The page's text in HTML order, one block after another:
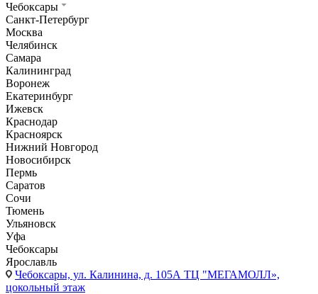
Чебоксары
Санкт-Петербург
Москва
Челябинск
Самара
Калининград
Воронеж
Екатеринбург
Ижевск
Краснодар
Красноярск
Нижний Новгород
Новосибирск
Пермь
Саратов
Сочи
Тюмень
Ульяновск
Уфа
Чебоксары
Ярославль
Чебоксары, ул. Калинина, д. 105А ТЦ "МЕГАМОЛЛ»,
цокольный этаж